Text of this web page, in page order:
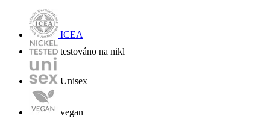
ICEA
testováno na nikl
Unisex
vegan